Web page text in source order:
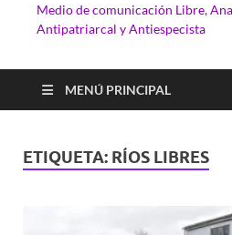
Medio de comunicación Libre,
Antipatriarcal y Antiespecista
MENÚ PRINCIPAL
ETIQUETA: RÍOS LIBRES